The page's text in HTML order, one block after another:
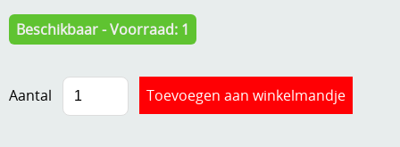
Kneedmateriaal
Knipvellen
Leuke versieringen
Beschikbaar - Voorraad: 1
Aantal